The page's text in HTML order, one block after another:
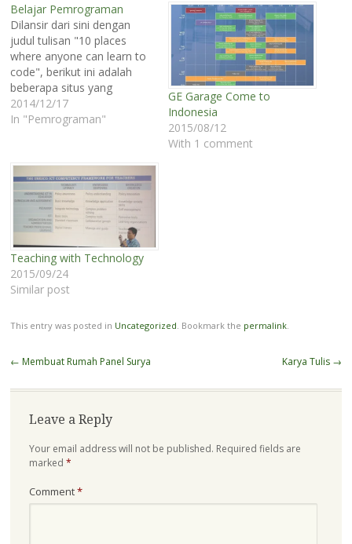
Belajar Pemrograman
Dilansir dari sini dengan
judul tulisan "10 places
where anyone can learn to
code", berikut ini adalah
beberapa situs yang
memberikan pelajaran
pemrograman secara
menulis perintah-perintah
sederhana dengan
menggunakan JavaScript,
HTML, dan CSS, Phyton
serta Ruby. (Lihat tulisan
dari New York Times…
2014/12/17
In "Pemrograman"
GE Garage Come to
Indonesia
2015/08/12
With 1 comment
Teaching with Technology
2015/09/24
Similar post
This entry was posted in Uncategorized . Bookmark the permalink.
Post
← Membuat Rumah Panel Surya Karya Tulis →
Leave a Reply
Your email address will not be published. Required fields are
marked *
Comment*